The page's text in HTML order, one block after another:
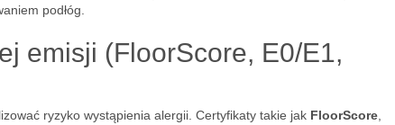
podłóg.
emisji (FloorScore, E0/E1,
ryzyko wystąpienia alergii. Certyfikaty takie jak FloorScore